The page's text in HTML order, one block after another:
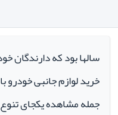
سالها بود که دارندگان
خرید لوازم جانبی
جمله مشاهده یکجای